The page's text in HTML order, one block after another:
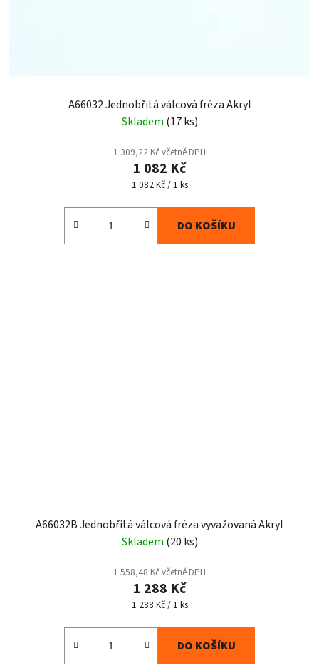
A66032 Jednobřitá válcová fréza Akryl
Skladem (17 ks)
1 309,22 Kč včetně DPH
1 082 Kč
Měrná
1 082 Kč / 1 ks
DO KOŠÍKU
A66032B Jednobřitá válcová fréza vyvažovaná Akryl
Skladem (20 ks)
1 558,48 Kč včetně DPH
1 288 Kč
Měrná
1 288 Kč / 1 ks
DO KOŠÍKU